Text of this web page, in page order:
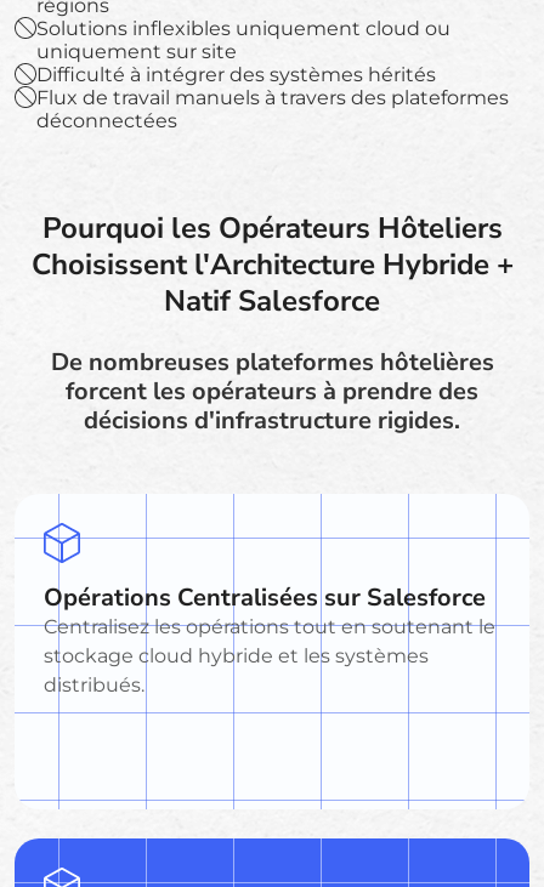
régions
Solutions inflexibles uniquement cloud ou
uniquement sur site
Difficulté à intégrer des systèmes hérités
Flux de travail manuels à travers des plateformes
déconnectées
Pourquoi les Opérateurs Hôteliers
Choisissent l'Architecture Hybride +
Natif Salesforce
De nombreuses plateformes hôtelières
forcent les opérateurs à prendre des
décisions d'infrastructure rigides.
Opérations Centralisées sur Salesforce
Centralisez les opérations tout en soutenant le
stockage cloud hybride et les systèmes
distribués.